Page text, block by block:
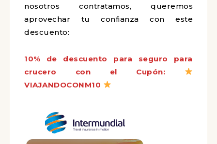
nosotros contratamos, queremos
aprovechar tu confianza con este
descuento:
10% de descuento para seguro para
crucero con el Cupón:
VIAJANDOCONM10